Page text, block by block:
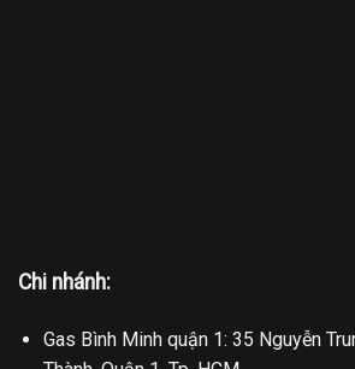
Chi nhánh:
Gas Bình Minh quận 1: 35 Nguyễn